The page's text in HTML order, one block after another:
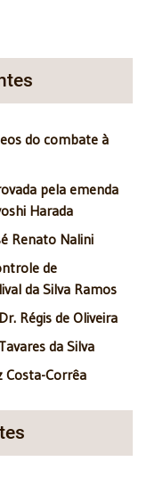
do combate à
pela emenda
Harada
Renato Nalini
de
da Silva Ramos
Régis de Oliveira
da Silva
Costa-Corrêa